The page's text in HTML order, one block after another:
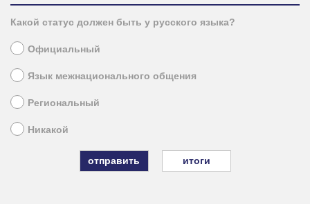
Какой статус должен быть у русского языка?
Официальный
Язык межнационального общения
Региональный
Никакой
итоги